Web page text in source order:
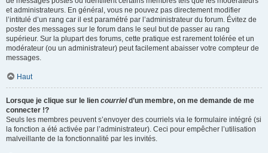
et administrateurs. En général, vous ne pouvez pas directement modifier
l’intitulé d’un rang car il est paramétré par l’administrateur du forum. Évitez de
poster des messages sur le forum dans le seul but de passer au rang
supérieur. Sur la plupart des forums, cette pratique est rarement tolérée et un
modérateur (ou un administrateur) peut facilement abaisser votre compteur de
messages.
Haut
Lorsque je clique sur le lien courrield’un membre, on me demande de me
connecter !?
Seuls les membres peuvent s’envoyer des courriels via le formulaire intégré (si
la fonction a été activée par l’administrateur). Ceci pour empêcher l’utilisation
malveillante de la fonctionnalité par les invités.